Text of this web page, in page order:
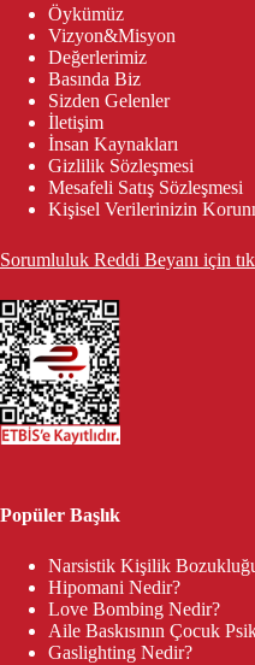
Öykümüz
Vizyon&Misyon
Değerlerimiz
Basında Biz
Sizden Gelenler
İletişim
İnsan Kaynakları
Gizlilik Sözleşmesi
Mesafeli Satış Sözleşmesi
Kişisel Verilerinizin
Sorumluluk Reddi Beyanı için
Popüler Başlık
Narsistik Kişilik
Hipomani Nedir?
Love Bombing Nedir?
Aile Baskısının Çocuk
Gaslighting Nedir?